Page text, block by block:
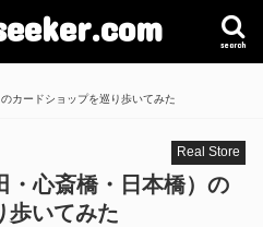
search
カードショップを巡り歩いてみた
Real Store
・心斎橋・日本橋）の
歩いてみた